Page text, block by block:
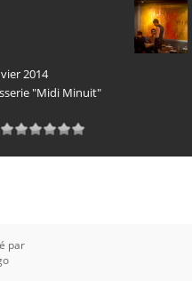
2014
"Midi Minuit"
par